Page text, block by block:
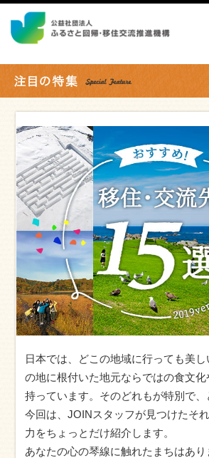
日本では、どこの地域に行っても美
の地に根付いた地元ならではの食文
持っています。そのどれもが特別で、
今回は、JOINスタッフが見つけたそ
力をちょっとだけ紹介します。
あなたの心の琴線に触れたまちはあり